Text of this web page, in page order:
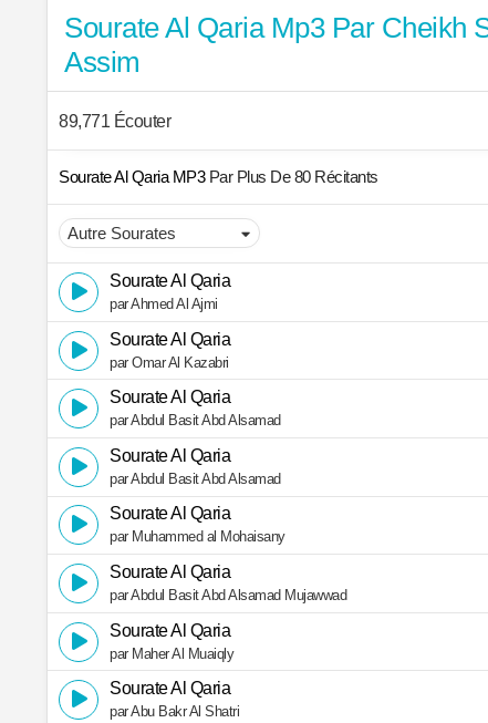
Sourate Al Qaria Mp3 Par Cheikh
Assim
89,771 Écouter
Sourate Al Qaria MP3 Par Plus De 80 Récitants
Sourate Al Qaria
par Ahmed Al Ajmi
Sourate Al Qaria
par Omar Al Kazabri
Sourate Al Qaria
par Abdul Basit Abd Alsamad
Sourate Al Qaria
par Abdul Basit Abd Alsamad
Sourate Al Qaria
par Muhammed al Mohaisany
Sourate Al Qaria
par Abdul Basit Abd Alsamad Mujawwad
Sourate Al Qaria
par Maher Al Muaiqly
Sourate Al Qaria
par Abu Bakr Al Shatri